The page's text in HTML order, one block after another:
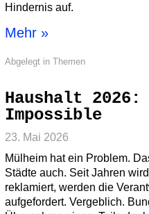
Hindernis auf.
Mehr »
Abgelegt in Themen
Haushalt 2026:
Impossible
23. Mai 2026
Mülheim hat ein Problem.
Städte auch. Seit Jahren
reklamiert, werden die
aufgefordert. Vergeblich.